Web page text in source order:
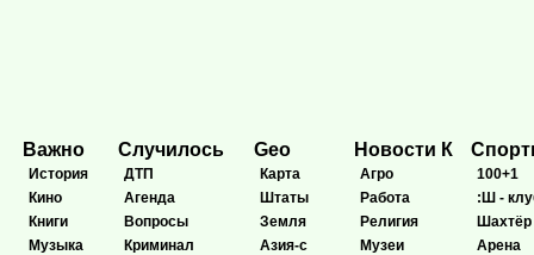
Важно
История
Кино
Книги
Музыка
Случилось
ДТП
Агенда
Вопросы
Криминал
Geo
Карта
Штаты
Земля
Азия-с
Новости К
Агро
Работа
Религия
Музеи
100+1
:Ш -
Шахтёр
Арена